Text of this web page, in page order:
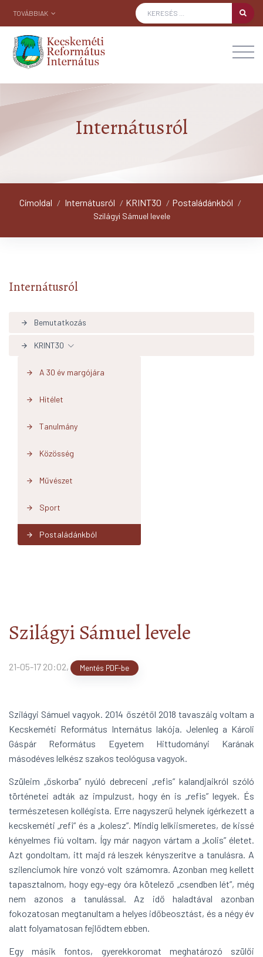
TOVÁBBIAK
Internátusról
Címoldal / Internátusról / KRINT30 / Postaládánkból /
Szilágyi Sámuel levele
Internátusról
arrow_forward Bemutatkozás
arrow_forward KRINT30
arrow_forward A 30 év margójára
arrow_forward Hitélet
arrow_forward Tanulmány
arrow_forward Közösség
arrow_forward Művészet
arrow_forward Sport
arrow_forward Postaládánkból
Szilágyi Sámuel levele
21-05-17 20:02, Mentés PDF-be
Szilágyi Sámuel vagyok. 2014 őszétől 2018 tavaszáig voltam a
Kecskeméti Református Internátus la­kója. Jelenleg a Károli
Gáspár Református Egyetem Hittudományi Karának
másodéves lelkész szakos teológusa vagyok.
Szüleim „őskorba” nyúló debreceni „refis” kalandjaikról szóló
történetei adták az impulzust, hogy én is „refis” legyek. És
természetesen kollégista. Erre nagyszerű helynek ígérkezett a
kecskeméti „refi” és a „kolesz”. Mindig lelkiismeretes, de kissé
kényelmes fiú voltam. Így már nagyon vártam a „kolis” életet.
Azt gondoltam, itt majd rá leszek kényszerítve a tanulásra. A
szilenciumok híre vonzó volt szá­momra. Azonban meg kellett
tapasztalnom, hogy egy-egy óra kötelező „csendben lét”, még
nem azonos a tanulással. Az idő haladtával azonban
fokozatosan megtanultam a helyes időbeosztást, és a négy év
alatt folyamatosan fejlődtem ebben.
Egy másik fontos, gyerekkoromat meghatározó szülői